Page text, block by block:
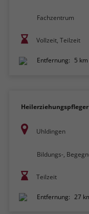
Fachzentrum
Vollzeit, Teilzeit
Entfernung: 5 km
Uhldingen
Bildungs-,
Teilzeit
Entfernung: 27